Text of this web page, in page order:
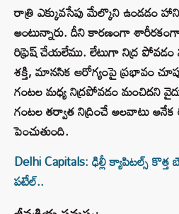
రాత్రి ఎక్కువసేపు మేల్కొని ఉండడం
అంటున్నారు. దీని కారణంగా
రిఫ్రెష్ చేయలేము. లేటుగా నిద్ర
శక్తి, మానసిక ఆరోగ్యంపై ప్రభావం
గంటల మధ్య నిద్రపోవడం మంచిదని
గంటల తర్వాత నిద్రించే అలవాటు అనేక
పెంచుతుంది.
Delhi Capitals: ఢిల్లీ క్యాపిటల్స్
పటేల్‌..